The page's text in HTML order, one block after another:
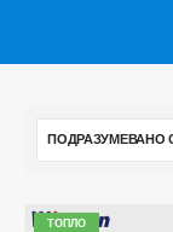
ТОПЛО